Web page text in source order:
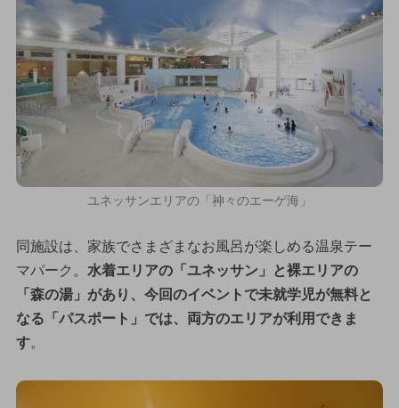
ユネッサンエリアの「神々のエーゲ海」
同施設は、家族でさまざまなお風呂が楽しめる温泉テー
マパーク。 水着エリアの「ユネッサン」と裸エリアの
「森の湯」があり、今回のイベントで未就学児が無料と
なる「パスポート」では、両方のエリアが利用できま
す。